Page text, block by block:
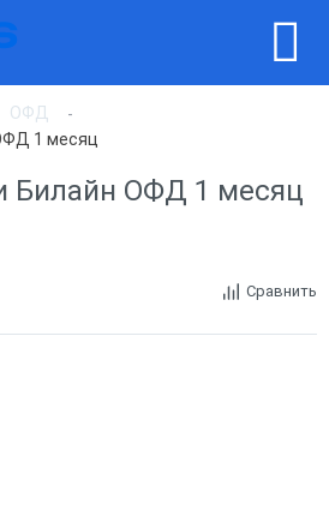
ОФД
1 месяц
Билайн ОФД 1 месяц
Сравнить